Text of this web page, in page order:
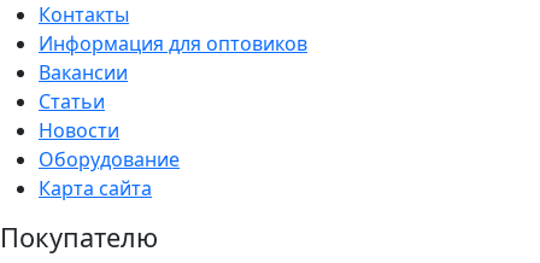
Контакты
Информация для оптовиков
Вакансии
Статьи
Новости
Оборудование
Карта сайта
Покупателю